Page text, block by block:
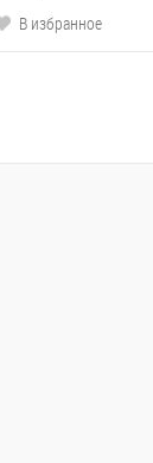
В избранное